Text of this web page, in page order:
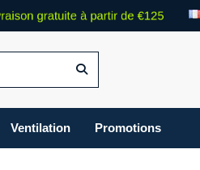
Ventilation Promotions